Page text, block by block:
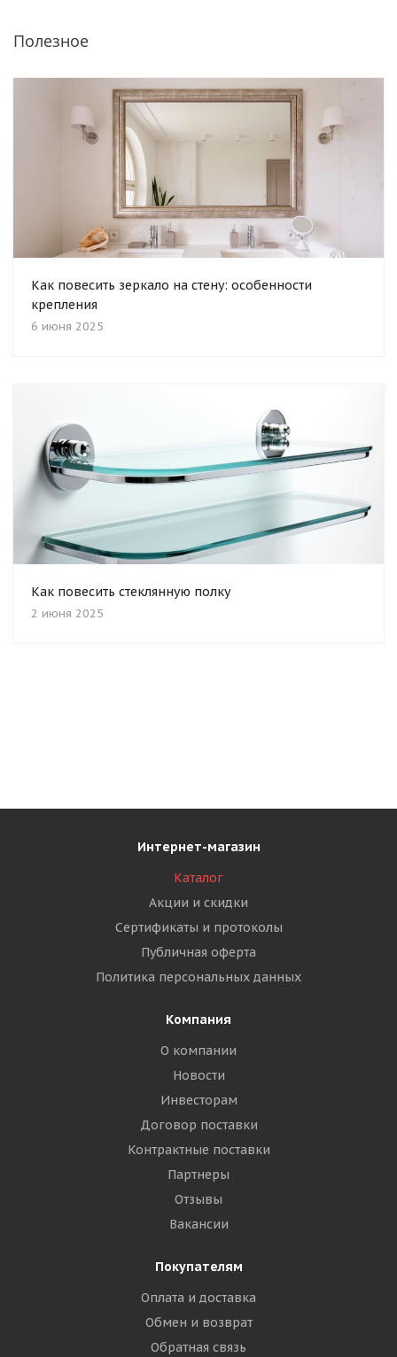
Полезное
Как повесить зеркало на стену: особенности
крепления
6 июня 2025
Как повесить стеклянную полку
2 июня 2025
Интернет-магазин
Каталог
Акции и скидки
Сертификаты и протоколы
Публичная оферта
Политика персональных данных
Компания
О компании
Новости
Инвесторам
Договор поставки
Контрактные поставки
Партнеры
Отзывы
Вакансии
Покупателям
Оплата и доставка
Обмен и возврат
Обратная связь